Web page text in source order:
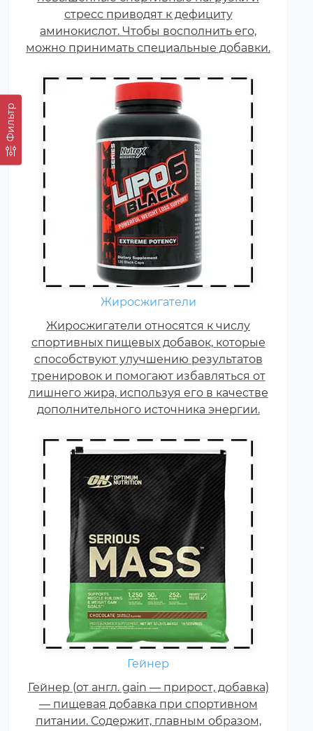
Фильтр
стресс приводят к дефициту
аминокислот. Чтобы восполнить его,
можно принимать специальные добавки.
используя его в качестве
дополнительного источника
энергии.
Жиросжигатели
Жиросжигатели относятся к числу
спортивных пищевых добавок, которые
способствуют улучшению результатов
тренировок и помогают избавляться от
лишнего жира, используя его в качестве
дополнительного источника энергии.
Гейнер (от англ. gain — прирост,
добавка) — пищевая добавка
при спортивном питании.
углеводы (простые либо
сложные, от чего во многом
зависит цена продукта) и белок
(как правило концентрат
сывороточного белка, но
встречаются и
мультикомпонентные по
Гейнер
Гейнер (от англ. gain — прирост, добавка)
— пищевая добавка при спортивном
питании. Содержит, главным образом,
Креатин – спортивная добавка,
используемая в силовых видах
спорта, фитнесе, а также видах